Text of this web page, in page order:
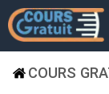
COURS